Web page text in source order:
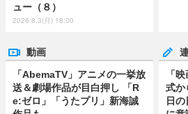
ュー（８）
2026.8.3(月) 18:00
動画
「AbemaTV」アニメの一挙放
送＆劇場作品が目白押し 「R
e:ゼロ」「うたプリ」新海誠
「
式か
日